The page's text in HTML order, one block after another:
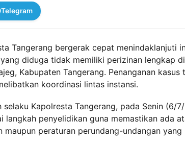
Telegram
Tangerang bergerak cepat menindaklanjuti
diduga tidak memiliki perizinan lengkap
Kabupaten Tangerang. Penanganan
koordinasi lintas instansi.
Kapolresta Tangerang, pada Senin (6/
langkah penyelidikan guna memastikan ada
peraturan perundang-undangan yang